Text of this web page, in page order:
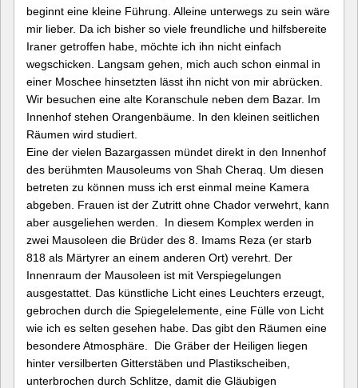
beginnt eine kleine Führung. Alleine unterwegs zu sein wäre
mir lieber. Da ich bisher so viele freundliche und hilfsbereite
Iraner getroffen habe, möchte ich ihn nicht einfach
wegschicken. Langsam gehen, mich auch schon einmal in
einer Moschee hinsetzten lässt ihn nicht von mir abrücken.
Wir besuchen eine alte Koranschule neben dem Bazar. Im
Innenhof stehen Orangenbäume. In den kleinen seitlichen
Räumen wird studiert.
Eine der vielen Bazargassen mündet direkt in den Innenhof
des berühmten Mausoleums von Shah Cheraq. Um diesen
betreten zu können muss ich erst einmal meine Kamera
abgeben. Frauen ist der Zutritt ohne Chador verwehrt, kann
aber ausgeliehen werden. In diesem Komplex werden in
zwei Mausoleen die Brüder des 8. Imams Reza (er starb
818 als Märtyrer an einem anderen Ort) verehrt. Der
Innenraum der Mausoleen ist mit Verspiegelungen
ausgestattet. Das künstliche Licht eines Leuchters erzeugt,
gebrochen durch die Spiegelelemente, eine Fülle von Licht
wie ich es selten gesehen habe. Das gibt den Räumen eine
besondere Atmosphäre. Die Gräber der Heiligen liegen
hinter versilberten Gitterstäben und Plastikscheiben,
unterbrochen durch Schlitze, damit die Gläubigen